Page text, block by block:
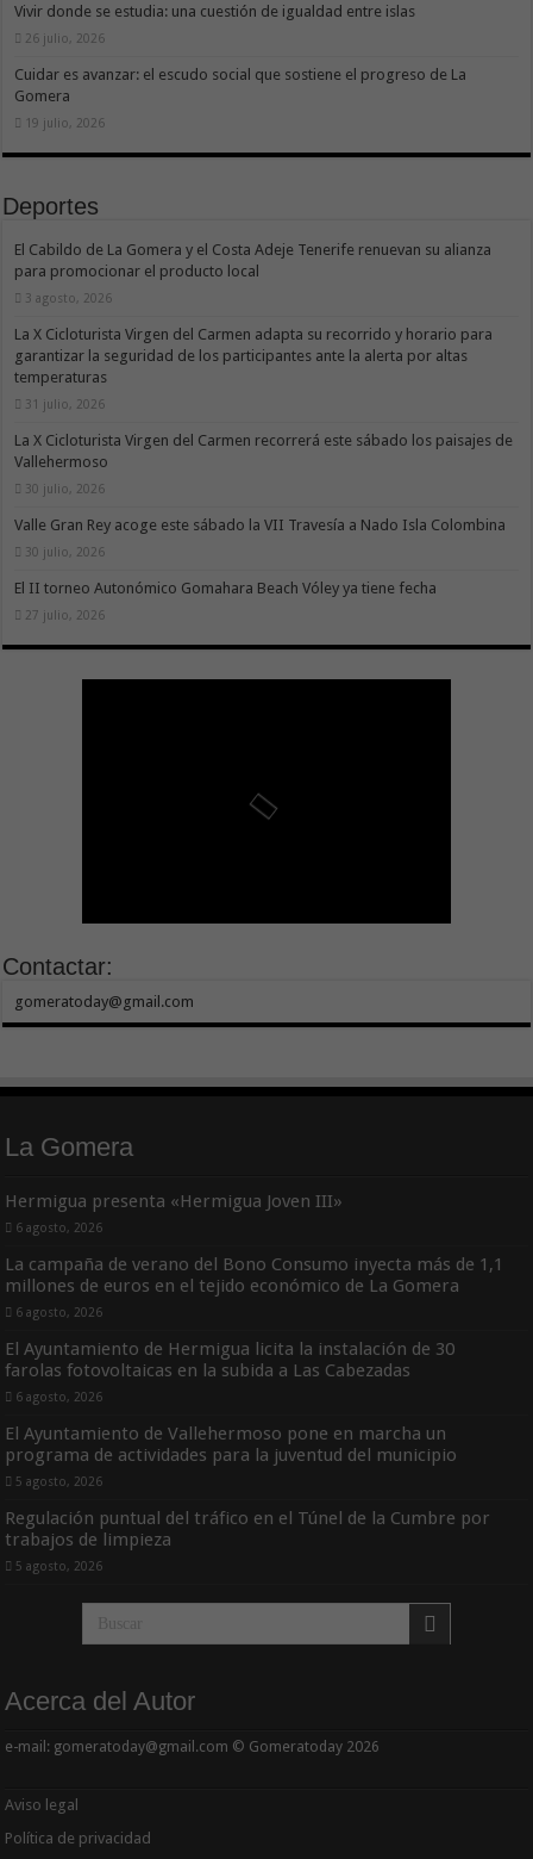
Vivir donde se estudia: una cuestión de igualdad entre islas
26 julio, 2026
Cuidar es avanzar: el escudo social que sostiene el progreso de La
Gomera
19 julio, 2026
Deportes
El Cabildo de La Gomera y el Costa Adeje Tenerife renuevan su alianza
para promocionar el producto local
3 agosto, 2026
La X Cicloturista Virgen del Carmen adapta su recorrido y horario para
garantizar la seguridad de los participantes ante la alerta por altas
temperaturas
31 julio, 2026
La X Cicloturista Virgen del Carmen recorrerá este sábado los paisajes de
Vallehermoso
30 julio, 2026
Valle Gran Rey acoge este sábado la VII Travesía a Nado Isla Colombina
30 julio, 2026
El II torneo Autonómico Gomahara Beach Vóley ya tiene fecha
27 julio, 2026
Contactar:
gomeratoday@gmail.com
La Gomera
Hermigua presenta «Hermigua Joven III»
6 agosto, 2026
La campaña de verano del Bono Consumo inyecta más de 1,1
millones de euros en el tejido económico de La Gomera
6 agosto, 2026
El Ayuntamiento de Hermigua licita la instalación de 30
farolas fotovoltaicas en la subida a Las Cabezadas
6 agosto, 2026
El Ayuntamiento de Vallehermoso pone en marcha un
programa de actividades para la juventud del municipio
5 agosto, 2026
Regulación puntual del tráfico en el Túnel de la Cumbre por
trabajos de limpieza
5 agosto, 2026
Acerca del Autor
e-mail: gomeratoday@gmail.com © Gomeratoday 2026
Aviso legal
Política de privacidad